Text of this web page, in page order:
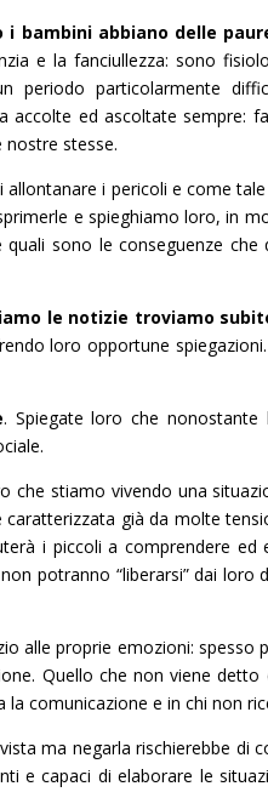
bambini abbiano delle
e la fanciullezza: sono
periodo particolarmente
ed ascoltate sempre:
nostre stesse.
i pericoli e come
e spieghiamo loro, in
sono le conseguenze
le notizie troviamo
loro opportune
. Spiegate loro che
che stiamo vivendo una
già da molte
i piccoli a comprendere ed
potranno “liberarsi” dai
alle proprie emozioni: spesso
Quello che non viene
comunicazione e in chi non
ma negarla rischierebbe di
e capaci di elaborare le